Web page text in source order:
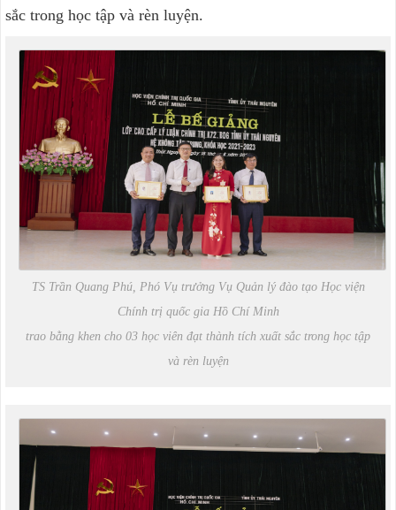
sắc trong học tập và rèn luyện.
TS Trần Quang Phú, Phó Vụ trưởng Vụ Quản lý đào tạo Học viện
Chính trị quốc gia Hồ Chí Minh
trao bằng khen cho 03 học viên đạt thành tích xuất sắc trong học tập
và rèn luyện